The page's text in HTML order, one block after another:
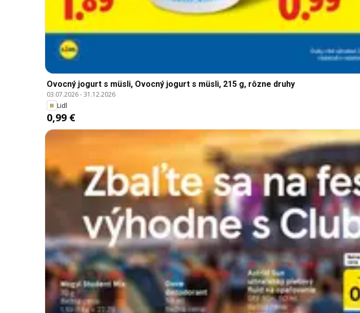
Ovocný jogurt s müsli, Ovocný jogurt s müsli, 215 g, rôzne druhy
03.07.2026-31.12.2026
Lidl
0,99 €